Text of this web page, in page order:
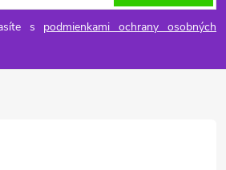
s podmienkami ochrany osobných